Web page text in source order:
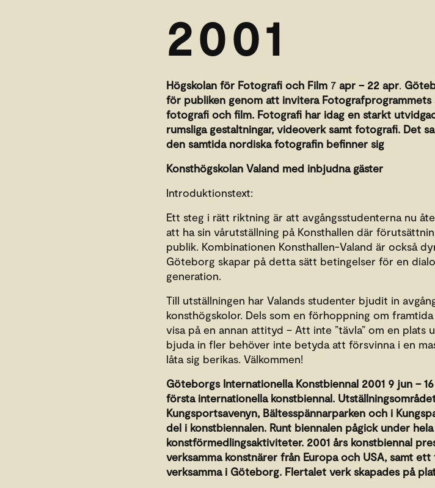
2001
Högskolan för Fotografi och Film 7 apr – 22 apr.
för publiken genom att invitera
fotografi och film. Fotografi har idag en starkt
rumsliga gestaltningar, videoverk samt fotografi. Det
den samtida nordiska fotografin befinner sig
Konsthögskolan Valand med inbjudna gäster
Introduktionstext:
Ett steg i rätt riktning är att avgångsstudenterna nu
att ha sin vårutställning på Konsthallen där
publik. Kombinationen Konsthallen-Valand är också
Göteborg skapar på detta sätt betingelser för en
generation.
Till utställningen har Valands studenter bjudit in
konsthögskolor. Dels som en förhoppning om
visa på en annan attityd – Att inte ”tävla” om en
bjuda in fler behöver inte betyda att försvinna i en
låta sig berikas. Välkommen!
Göteborgs Internationella Konstbiennal 2001 9 jun –
första internationella konstbiennal.
Kungsportsavenyn, Bältesspännarparken och i
del i konstbiennalen. Runt biennalen pågick under
konstförmedlingsaktiviteter. 2001 års konstbiennal
verksamma konstnärer från Europa och USA, samt
verksamma i Göteborg. Flertalet verk skapades på